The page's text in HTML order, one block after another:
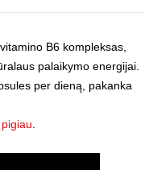
B6 kompleksas,
palaikymo energijai.
per dieną, pakanka
pigiau